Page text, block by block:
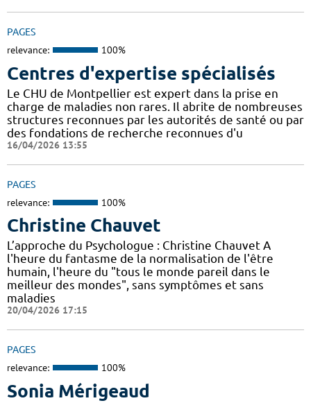
PAGES
relevance: 100%
Centres d'expertise spécialisés
Le CHU de Montpellier est expert dans la prise en
charge de maladies non rares. Il abrite de nombreuses
structures reconnues par les autorités de santé ou par
des fondations de recherche reconnues d'u
16/04/2026 13:55
PAGES
relevance: 100%
Christine Chauvet
L’approche du Psychologue : Christine Chauvet A
l'heure du fantasme de la normalisation de l'être
humain, l'heure du "tous le monde pareil dans le
meilleur des mondes", sans symptômes et sans
maladies
20/04/2026 17:15
PAGES
relevance: 100%
Sonia Mérigeaud